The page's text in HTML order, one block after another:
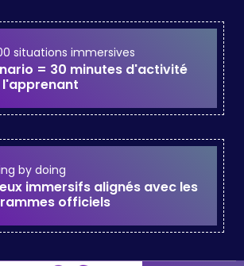
situations immersives
= 30 minutes d'activité
by doing
immersifs alignés avec les
officiels